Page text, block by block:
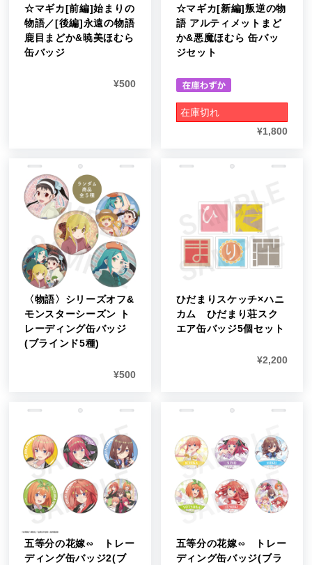
☆マギカ[前編]始まりの
物語／[後編]永遠の物語
鹿目まどか&暁美ほむら
缶バッジ
¥500
☆マギカ[新編]叛逆の物
語 アルティメットまど
か&悪魔ほむら 缶バッ
ジセット
在庫切れ
¥1,800
〈物語〉シリーズオフ&
モンスターシーズン ト
レーディング缶バッジ
(ブラインド5種)
¥500
ひだまりスケッチ×ハニ
カム ひだまり荘スク
エア缶バッジ5個セット
¥2,200
五等分の花嫁∽ トレー
ディング缶バッジ2(ブ
五等分の花嫁∽ トレー
ディング缶バッジ(ブラ